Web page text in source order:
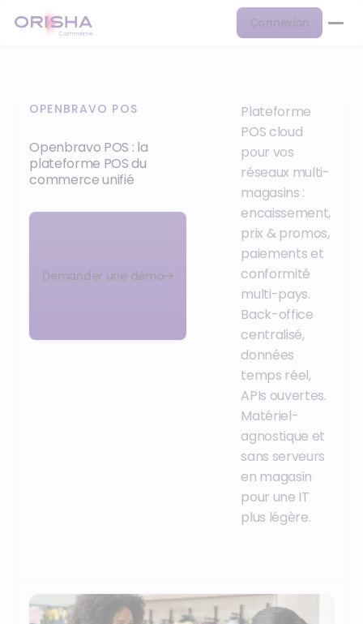
Connexion
OPENBRAVO POS
Openbravo POS : la
plateforme POS du
commerce unifié
Demander une démo
Plateforme
POS cloud
pour vos
réseaux multi-
magasins :
encaissement,
prix & promos,
paiements et
conformité
multi-pays.
Back-office
centralisé,
données
temps réel,
APIs ouvertes.
Matériel-
agnostique et
sans serveurs
en magasin
pour une IT
plus légère.